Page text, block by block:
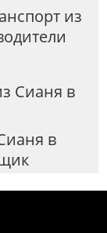
из
Сианя в
в